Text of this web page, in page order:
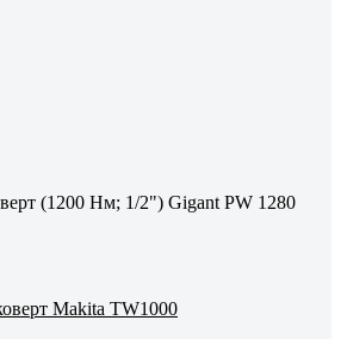
(1200 Нм; 1/2") Gigant PW 1280